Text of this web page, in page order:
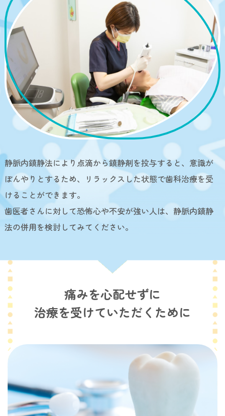
静脈内鎮静法により点滴から鎮静剤を投与すると、意識が
ぼんやりとするため、リラックスした状態で歯科治療を受
けることができます。
歯医者さんに対して恐怖心や不安が強い人は、静脈内鎮静
法の併用を検討してみてください。
痛みを心配せずに
治療を受けていただくために